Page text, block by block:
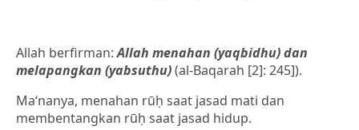
Allah berfirman:Allah menahan (yaqbidhu) dan
melapangkan (yabsuthu)(al-Baqarah [2]: 245]).
Ma‘nanya, menahan rūḥ saat jasad mati dan
membentangkan rūḥ saat jasad hidup.